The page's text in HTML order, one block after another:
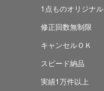
1点ものオリジナル
修正回数無制限
キャンセルＯＫ
スピード納品
実績1万件以上